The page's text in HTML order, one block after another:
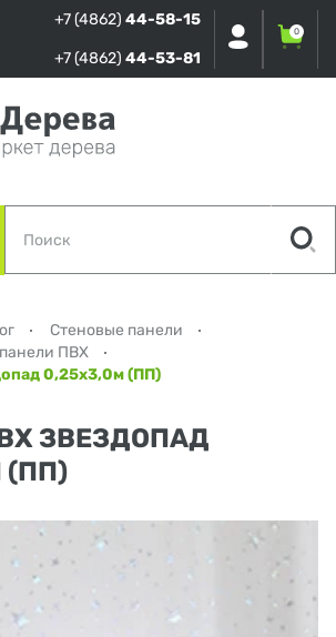
+7 (4862) 44-58-15
+7 (4862) 44-53-81
0
Стеновые панели
ПВХ
0,25х3,0м (ПП)
ЗВЕЗДОПАД
(ПП)